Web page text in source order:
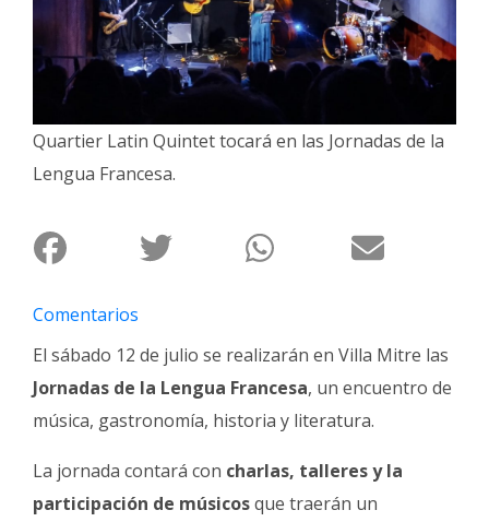
Policiales
Cartelera
de
Fúnebres
Quartier Latin Quintet tocará en las Jornadas de la
Lengua Francesa.
Comentarios
El sábado 12 de julio se realizarán en Villa Mitre las
Jornadas de la Lengua Francesa, un encuentro de
música, gastronomía, historia y literatura.
La jornada contará con charlas, talleres y la
participación de músicosque traerán un